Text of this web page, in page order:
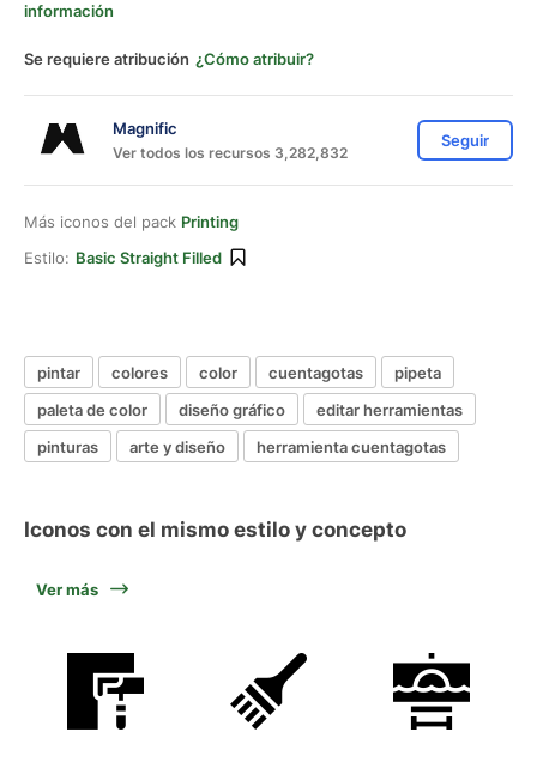
información
Se requiere atribución ¿Cómo atribuir?
Magnific
Ver todos los recursos 3,282,832
Seguir
Más iconos del pack Printing
Estilo: Basic Straight Filled
pintar colores color cuentagotas
pipeta
paleta de color
diseño gráfico
editar herramientas
pinturas
arte y diseño herramienta cuentagotas
Iconos con el mismo estilo y concepto
Ver más